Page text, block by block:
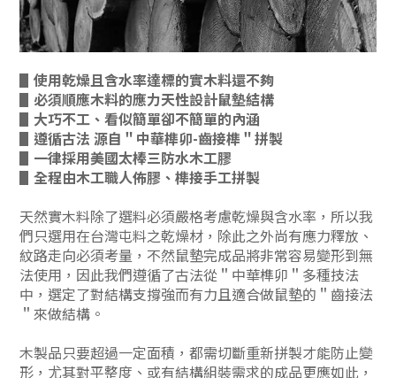
▋使用乾燥且含水率達標的實木料還不夠
▋必須順應木料的應力天性設計鼠墊結構
▋大巧不工、看似簡單卻不簡單的內涵
▋遵循古法 源自＂中華榫卯-齒接榫＂拼製
▋一律採用美國太棒三防水木工膠
▋ 全程由木工職人佈膠、榫接手工拼製
天然實木料除了選料必須嚴格考慮乾燥與含水率，所以我
們只選用在台灣屯料之乾燥材，除此之外尚有應力釋放、
紋路走向必須考量，不然鼠墊完成品將非常容易變形到無
法使用，因此我們遵循了古法從＂中華榫卯＂多種技法
中，選定了對結構支撐強而有力且適合做鼠墊的＂齒接法
＂來做結構。
木製品只要超過一定面積，都需切斷重新拼製才能防止變
形，尤其對平整度、或有結構組裝需求的成品更應如此，